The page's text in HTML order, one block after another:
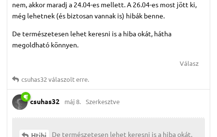
nem, akkor maradj a 24.04-es mellett. A 26.04-es most jött ki,
még lehetnek (és biztosan vannak is) hibák benne.
De természetesen lehet keresni is a hiba okát, hátha
megoldható könnyen.
Válasz
csuhas32 válaszolt erre.
csuhas32 máj 8. Szerkesztve
Htibi De természetesen lehet keresni is a hiba okát,